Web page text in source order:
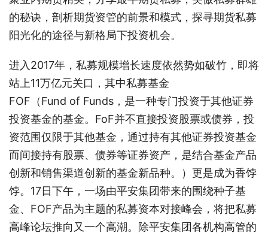
的秘诀，剖析期货资管的前景和模式，探寻期货私募
阳光化的途径与新格局下投资机会。
进入2017年，私募规模增长速度依然势如破竹，即将
站上11万亿元关口，其中私募基金
FOF（Fund of Funds，是一种专门投资于其他证券
投资基金的基金。FoF并不直接投资股票或债券，投
资范围仅限于其他基金，通过持有其他证券投资基金
而间接持有股票、债券等证券资产，是结合基金产品
创新和销售渠道创新的基金新品种。）更是成为香饽
饽。17日下午，一场由平安集团带来的围绕种子基
金、FOF产品为主题的私募资本对接峰会，将把私募
高峰论坛推向又一个高潮。除平安集团各机构高管的